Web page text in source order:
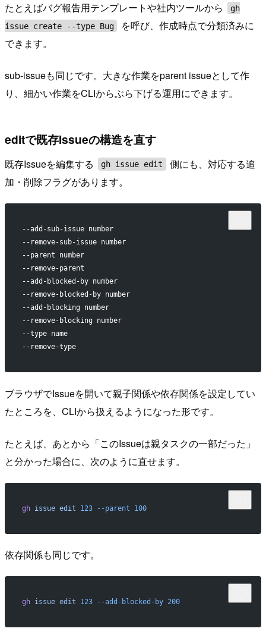
たとえばバグ報告用テンプレートや社内ツールから
gh
issue create --type Bug
を呼び、作成時点で分類済みに
できます。
sub-issueも同じです。大きな作業をparent issueとして作
り、細かい作業をCLIからぶら下げる運用にできます。
editで既存Issueの構造を直す
既存Issueを編集する gh issue edit
側にも、対応する追
加・削除フラグがあります。
--add-sub-issue number
--remove-sub-issue number
--parent number
--remove-parent
--add-blocked-by number
--remove-blocked-by number
--add-blocking number
--remove-blocking number
--type name
--remove-type
ブラウザでIssueを開いて親子関係や依存関係を設定してい
たところを、CLIから扱えるようになった形です。
たとえば、あとから「このIssueは親タスクの一部だった」
と分かった場合に、次のように直せます。
gh issue edit 123 --parent 100
依存関係も同じです。
gh issue edit 123 --add-blocked-by 200